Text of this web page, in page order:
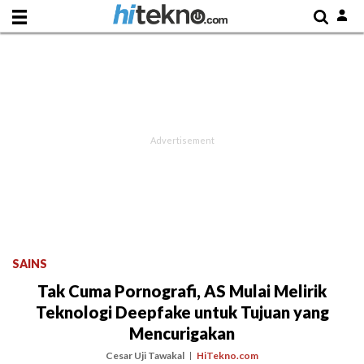
SAINS
Tak Cuma Pornografi, AS Mulai Melirik
Teknologi Deepfake untuk Tujuan yang
Mencurigakan
Cesar Uji Tawakal HiTekno.com